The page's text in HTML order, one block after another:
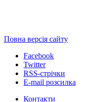
Повна версія сайту
Facebook
Twitter
RSS-стрічки
E-mail розсилка
Контакти